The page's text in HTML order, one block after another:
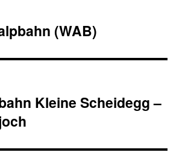
(WAB)
Kleine Scheidegg –